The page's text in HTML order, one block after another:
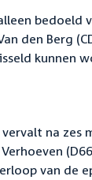
bedoeld
den Berg
kunnen
na zes
van de